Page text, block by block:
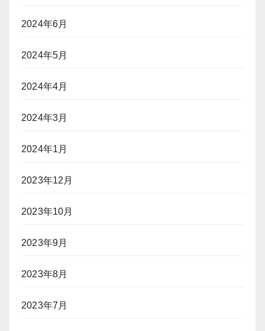
2024年6月
2024年5月
2024年4月
2024年3月
2024年1月
2023年12月
2023年10月
2023年9月
2023年8月
2023年7月